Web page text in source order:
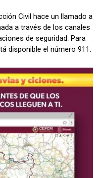
Civil hace un llamado a
a través de los canales
de seguridad. Para
disponible el número 911.